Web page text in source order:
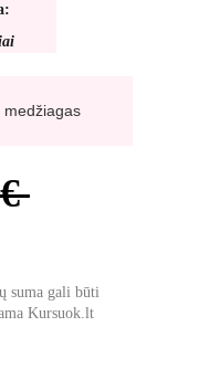
medžiagas
€
suma gali būti
Kursuok.lt